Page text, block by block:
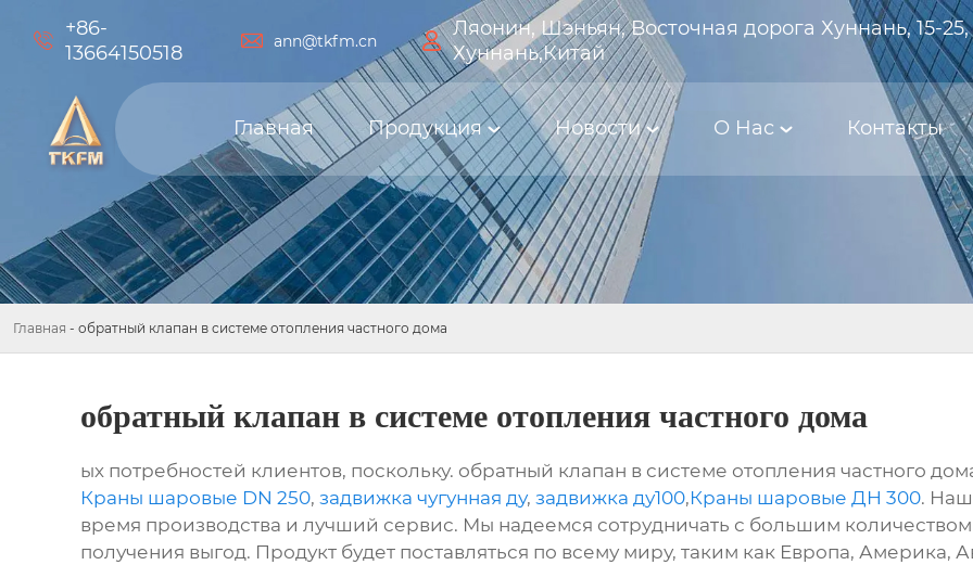

+86-
13664150518
 ann@tkfm.cn 
Ляонин, Шэньян, Восточная дорога Хуннань, 15-
Хуннань,Китай
Главная Продукция Новости О Hас Контакты
Главная - обратный клапан в системе отопления частного дома
обратный клапан в системе отопления частного дома
ых потребностей клиентов, поскольку. обратный клапан в системе отопления частного
Краны шаровые DN 250, задвижка чугунная ду, задвижка ду100,Краны шаровые ДН 300. Наш
время производства и лучший сервис. Мы надеемся сотрудничать с большим
получения выгод. Продукт будет поставляться по всему миру, таким как Европа, Америка,